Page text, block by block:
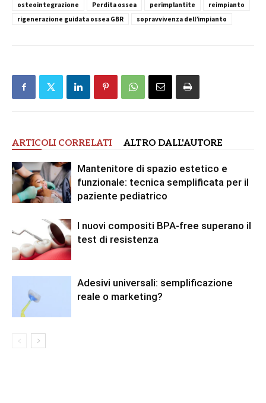
osteointegrazione
Perdita ossea perimplantite
reimpianto
rigenerazione guidata ossea GBR
sopravvivenza dell’impianto
ARTICOLI CORRELATI ALTRO DALL'AUTORE
Mantenitore di spazio estetico e
funzionale: tecnica semplificata per il
paziente pediatrico
I nuovi compositi BPA-free superano il
test di resistenza
Adesivi universali: semplificazione
reale o marketing?